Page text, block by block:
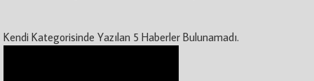
Kendi Kategorisinde Yazılan 5 Haberler Bulunamadı.